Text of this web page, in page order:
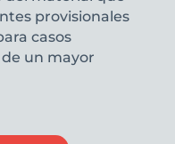
provisionales
casos
un mayor